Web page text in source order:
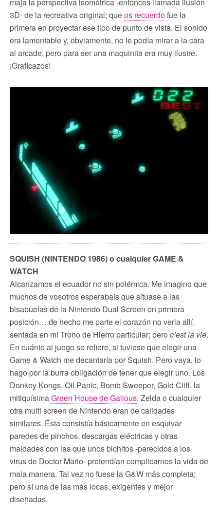
3D- de la recreativa original; queos recuerdofue la
primera en proyectar ese tipo de punto de vista. El sonido
era lamentable y, obviamente, no le podía mirar a la cara
al arcade; pero para ser una maquinita era muy ilustre.
¡Graficazos!
SQUISH (NINTENDO 1986)o cualquier GAME &
WATCH
Alcanzamos el ecuador no sin polémica. Me imagino que
muchos de vosotros esperabais que situase a las
bisabuelas de la Nintendo Dual Screen en primera
posición… de hecho me parte el corazón no verla allí,
sentada en mi Trono de Hierro particular; pero c’est la vié.
En cuánto al juego se refiere, si tuviese que elegir una
Game & Watch me decantaría por Squish. Pero vaya, lo
hago por la burra obligación de tener que elegir uno. Los
Donkey Kongs, Oil Panic, Bomb Sweeper, Gold Cliff, la
mitiquísimaGreen House de Galious, Zelda o cualquier
otra multi screen de Nintendo eran de calidades
similares. Ésta consistía básicamente en esquivar
paredes de pinchos, descargas eléctricas y otras
maldades con las que unos bichitos -parecidos a los
virus de Doctor Mario- pretendían complicarnos la vida de
mala manera. Tal vez no fuese la G&W más completa;
pero sí una de las más locas, exigentes y mejor
diseñadas.